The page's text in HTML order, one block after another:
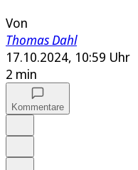
Von
Thomas Dahl
17.10.2024, 10:59 Uhr
2 min
Kommentare